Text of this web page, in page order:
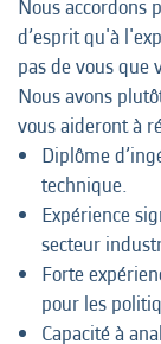
Nous accordons
d’esprit qu'à
pas de vous que
Nous avons
vous aideront à
Diplôme
technique.
Expérience
secteur
Forte
pour les
Capacité à